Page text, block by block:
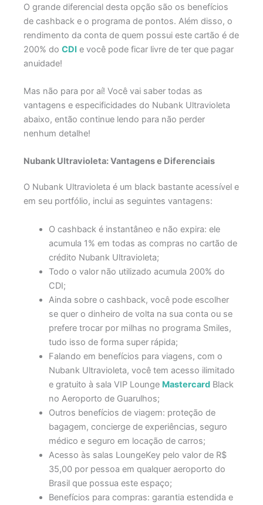
O grande diferencial desta opção são os benefícios
de cashback e o programa de pontos. Além disso, o
rendimento da conta de quem possui este cartão é de
200% do CDIe você pode ficar livre de ter que pagar
anuidade!
Mas não para por aí! Você vai saber todas as
vantagens e especificidades do Nubank Ultravioleta
abaixo, então continue lendo para não perder
nenhum detalhe!
Nubank Ultravioleta: Vantagens e Diferenciais
O Nubank Ultravioleta é um black bastante acessível e
em seu portfólio, inclui as seguintes vantagens:
O cashback é instantâneo e não expira: ele
acumula 1% em todas as compras no cartão de
crédito Nubank Ultravioleta;
Todo o valor não utilizado acumula 200% do
CDI;
Ainda sobre o cashback, você pode escolher
se quer o dinheiro de volta na sua conta ou se
prefere trocar por milhas no programa Smiles,
tudo isso de forma super rápida;
Falando em benefícios para viagens, com o
Nubank Ultravioleta, você tem acesso ilimitado
e gratuito à sala VIP Lounge Mastercard Black
no Aeroporto de Guarulhos;
Outros benefícios de viagem: proteção de
bagagem, concierge de experiências, seguro
médico e seguro em locação de carros;
Acesso às salas LoungeKey pelo valor de R$
35,00 por pessoa em qualquer aeroporto do
Brasil que possua este espaço;
Benefícios para compras: garantia estendida e